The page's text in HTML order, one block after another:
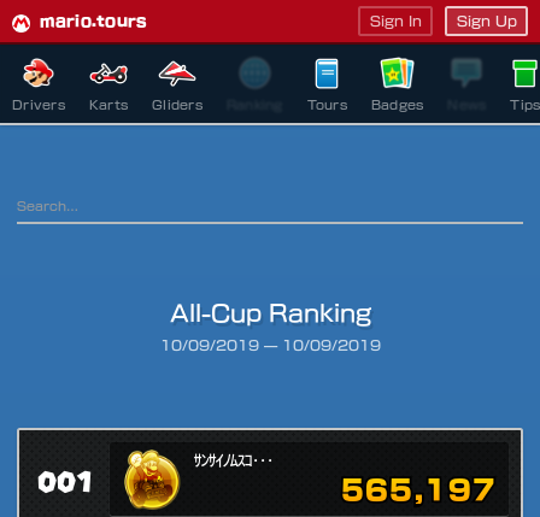
mario.tours Sign In Sign Up
Drivers Karts Gliders Tours Badges Tips
All-Cup Ranking
10/09/2019— 10/09/2019
001
ｻﾝｻｲﾉﾑｽｺ･･･
565,197